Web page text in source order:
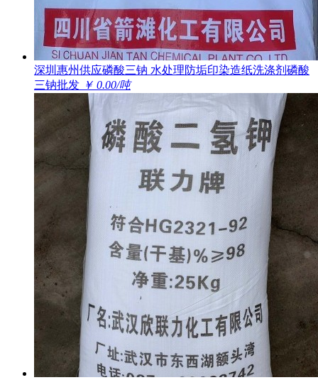
深圳惠州供应磷酸三钠 水处理防垢印染造纸洗涤剂磷酸
三钠批发 ￥ 0.00/吨